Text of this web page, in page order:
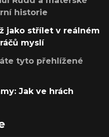
historie
jako střílet v reálném
myslí
tyto přehlížené
Jak ve hrách